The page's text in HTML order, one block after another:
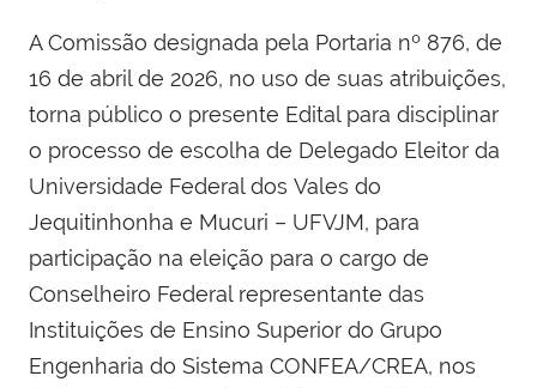
A Comissão designada pela Portaria nº 876, de
16 de abril de 2026, no uso de suas atribuições,
torna público o presente Edital para disciplinar
o processo de escolha de Delegado Eleitor da
Universidade Federal dos Vales do
Jequitinhonha e Mucuri – UFVJM, para
participação na eleição para o cargo de
Conselheiro Federal representante das
Instituições de Ensino Superior do Grupo
Engenharia do Sistema CONFEA/CREA, nos